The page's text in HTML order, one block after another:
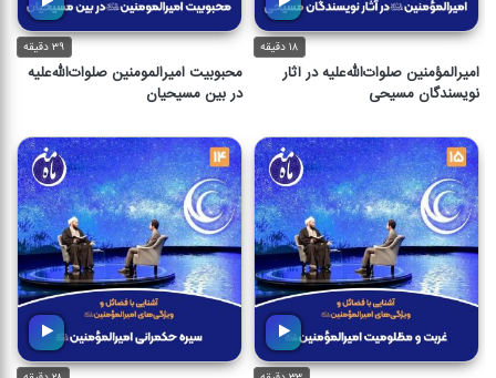
۱۸ دقیقه
امیرالمؤمنین صلوات‌الله‌علیه در آثار
نویسندگان مسیحی
۳۹ دقیقه
محبوبیت امیرالمومنین صلوات‌الله‌علیه
در بین مسیحیان